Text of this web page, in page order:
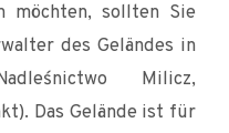
möchten, sollten Sie
des Geländes in
Milicz,
Das Gelände ist für